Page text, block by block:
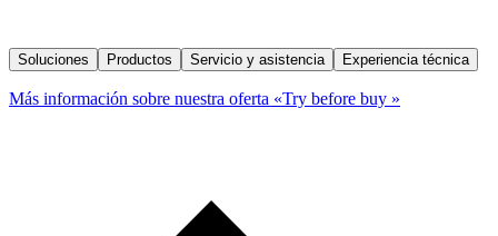
Soluciones Productos Servicio y asistencia Experiencia técnica
Más información sobre nuestra oferta «Try before buy »